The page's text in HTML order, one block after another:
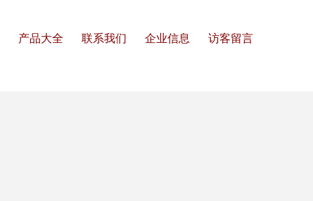
产品大全 联系我们 企业信息 访客留言